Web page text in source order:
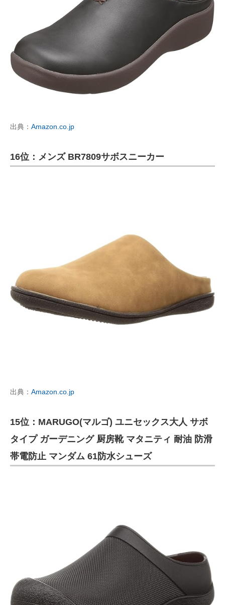
出典： Amazon.co.jp
16位：メンズ BR7809サボスニーカー
出典： Amazon.co.jp
15位：MARUGO(マルゴ) ユニセックス大人 サボ
タイプ ガーデニング 厨房靴 マタニティ 耐油 防滑
帯電防止 マンダム 61防水シューズ